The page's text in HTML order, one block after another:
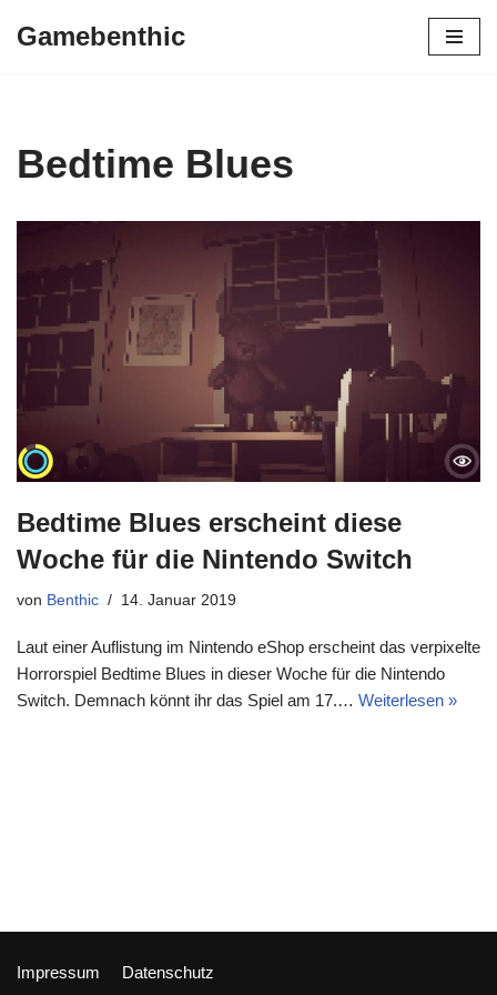
Gamebenthic
Bedtime Blues
Bedtime Blues erscheint diese
Woche für die Nintendo Switch
von Benthic 14. Januar 2019
Laut einer Auflistung im Nintendo eShop erscheint das verpixelte
Horrorspiel Bedtime Blues in dieser Woche für die Nintendo
Switch. Demnach könnt ihr das Spiel am 17.… Weiterlesen »
Impressum Datenschutz